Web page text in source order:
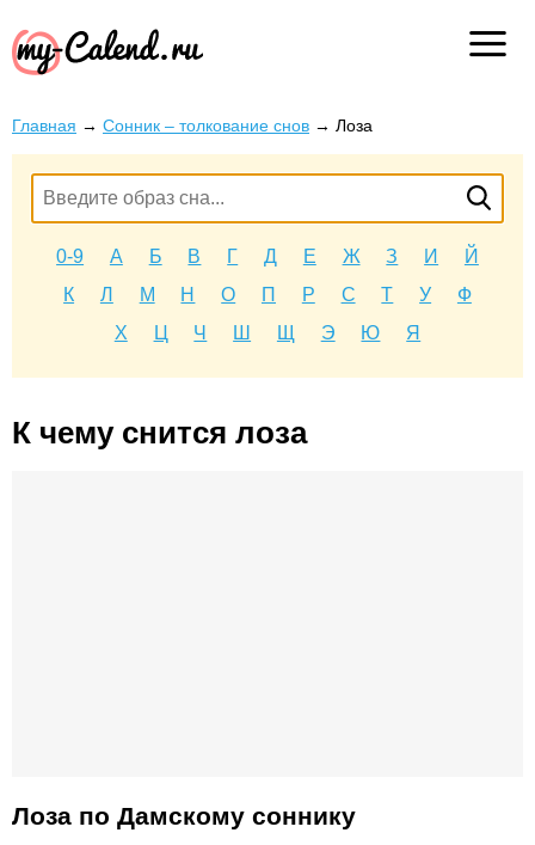
Главная → Сонник – толкование снов → Лоза
0-9 А Б В Г Д Е Ж З И
Й
К
Л М Н О П Р С Т У
Ф
Х
Ц Ч Ш Щ Э Ю Я
К чему снится лоза
Лоза по Дамскому соннику